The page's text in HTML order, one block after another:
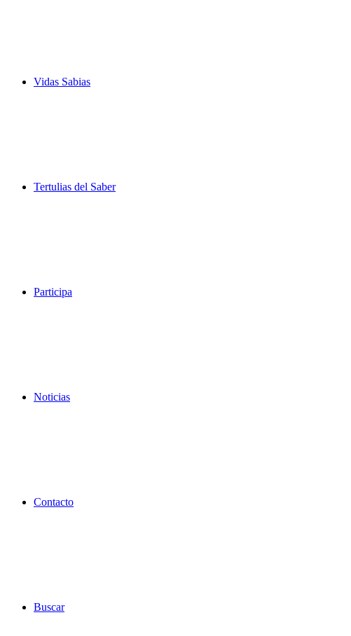
Vidas Sabias
Tertulias del Saber
Participa
Noticias
Contacto
Buscar